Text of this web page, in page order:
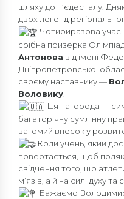
шляху до п’єдесталу.
двох легенд
Чотириразова
срібна призерка
Антонова від імені
Дніпропетровської
своєму наставнику —
Воловику
Ця нагорода —
багаторічну сумлінну
вагомий внесок у
Коли учень, який
повертається, щоб
свідчення того, що
м’язів, а й на силі духу та
Бажаємо